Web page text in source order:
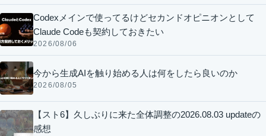
Codexメインで使ってるけどセカンドオピニオンとして
Claude Codeも契約しておきたい
2026/08/06
今から生成AIを触り始める人は何をしたら良いのか
2026/08/05
【スト6】久しぶりに来た全体調整の2026.08.03 updateの
感想